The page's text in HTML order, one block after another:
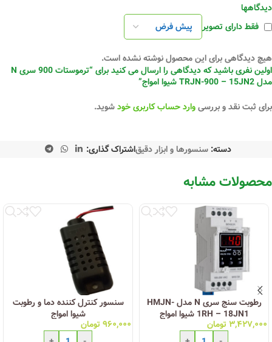
دیدگاهها
فقط دارای تصویر
هیچ دیدگاهی برای این محصول نوشته نشده است.
اولین نفری باشید که دیدگاهی را ارسال می کنید برای “ترموستات 900 سری N
مدل TRJN-900 – 15JN2 شیوا امواج”
برای ثبت نقد و بررسیوارد حساب کاربری خودشوید.
دسته: سنسورها و ابزار دقیقاشتراک گذاری:
محصولات مشابه
رطوبت سنج سری N مدل HMJN-
1RH – 18JN1 شیوا امواج
۳,۴۲۷,۰۰۰ تومان
سنسور کنترل کننده دما و رطوبت
شیوا امواج
۹۶۰,۰۰۰تومان